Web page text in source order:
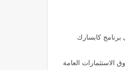
برنامج كابسارك
الاستثمارات العامة